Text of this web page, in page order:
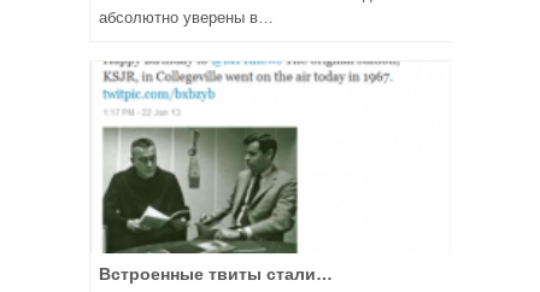
абсолютно уверены в…
Встроенные твиты стали…